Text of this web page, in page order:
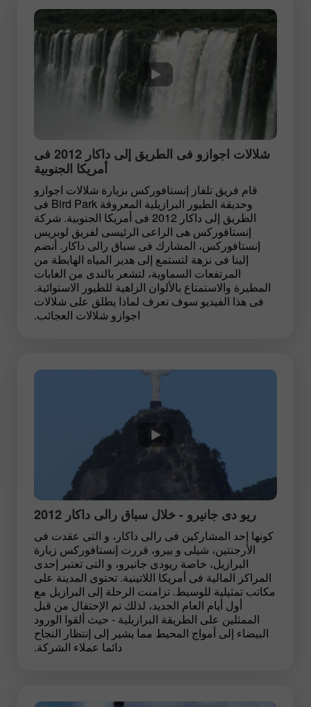
شلالات اجوازو فى الطريق إلى داكار 2012 فى
أمريكا الجنوبية
قام فريق تلفاز إنستافوركس بزيارة شلالات اجوازو
وحديقة الطيور البرازيلية المعروفة Bird Park فى
الطريق إلى داكار 2012 فى أمريكا الجنوبية. شركة
إنستافوركس هى الراعى الرئيسى لفريق لوبريس
إنستافوركس، المشارك فى سباق رالى داكار. أنضم
إلينا فى نزهة لتستمع إلى هدير المياه الهابطة من
المرتفعات السماوية، لتشعر بالندى من الغابات
المطيرة والاستمتاع بالألوان الزاهية للطيور الاستوائية.
فى هذا الفيديو سوف تعرف لماذا يطلق على شلالات
اجوازو شلالات العجائب.
ريو دى جانيرو - خلال سباق رالى داكار 2012
كونها إحد المشاركين فى رالى داكار، و التى عقدت فى
الأرجنتين، شيلى و بيرو، قررت إنستافوركس زيارة
البرازيل، خاصة ريودى جانيرو، و التى تعتبر إحدى
المراكز المالية فى أمريكا اللاتينية. تحتوى المدينة على
مكاتب تمثيلية للوسيط. تزامنت الرحلة إلى البرازيل مع
أول أيام العام الجديد، لذلك تم الإحتفال من قبل
الممثلين على الطريقة البرازيلية - حيث ألقوا الورود
البيضاء إلى أمواج المحيط مما يشير إلى إنتظار النجاح
دائما عملاء الشركة.